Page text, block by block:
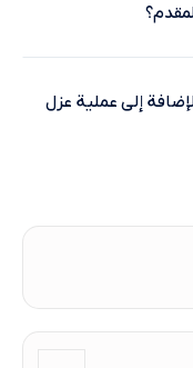
التحتية للمباني.
بتقديم الخدمة لك
إلى عملية عزل
واللوازم، تصميم وتنفيذ